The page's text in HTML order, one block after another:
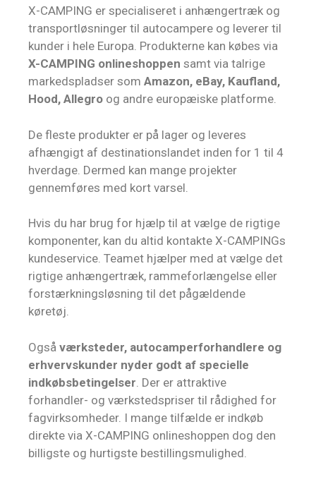
X-CAMPING er specialiseret i anhængertræk og
transportløsninger til autocampere og leverer til
kunder i hele Europa. Produkterne kan købes via
X-CAMPING onlineshoppen samt via talrige
markedspladser som Amazon, eBay, Kaufland,
Hood, Allegro og andre europæiske platforme.
De fleste produkter er på lager og leveres
afhængigt af destinationslandet inden for 1 til 4
hverdage. Dermed kan mange projekter
gennemføres med kort varsel.
Hvis du har brug for hjælp til at vælge de rigtige
komponenter, kan du altid kontakte X-CAMPINGs
kundeservice. Teamet hjælper med at vælge det
rigtige anhængertræk, rammeforlængelse eller
forstærkningsløsning til det pågældende
køretøj.
Også værksteder, autocamperforhandlere og
erhvervskunder nyder godt af specielle
indkøbsbetingelser . Der er attraktive
forhandler- og værkstedspriser til rådighed for
fagvirksomheder. I mange tilfælde er indkøb
direkte via X-CAMPING onlineshoppen dog den
billigste og hurtigste bestillingsmulighed.